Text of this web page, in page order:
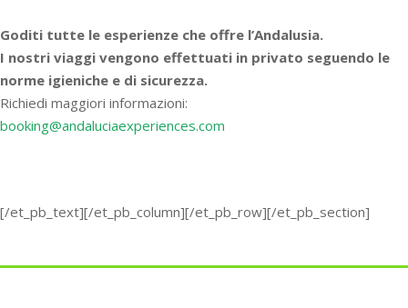
Goditi tutte le esperienze che offre l’Andalusia.
I nostri viaggi vengono effettuati in privato seguendo le
norme igieniche e di sicurezza.
Richiedi maggiori informazioni:
booking@andaluciaexperiences.com
[/et_pb_text][/et_pb_column][/et_pb_row][/et_pb_section]